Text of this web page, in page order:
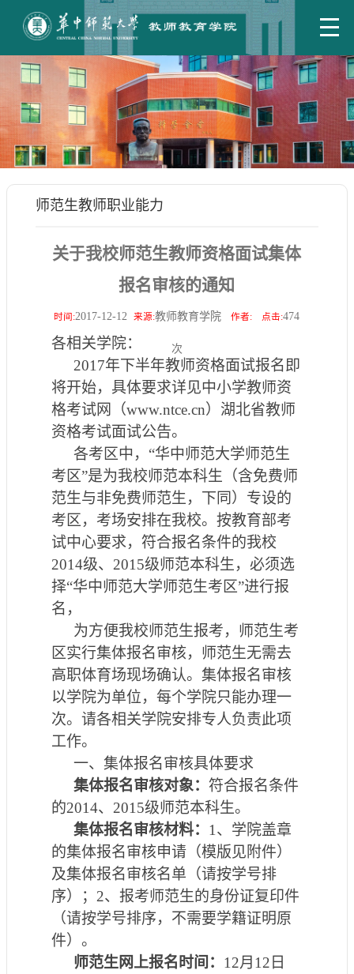
师范生教师职业能力
关于我校师范生教师资格面试集体
报名审核的通知
时间:2017-12-12来源:教师教育学院作者: 点击:474
次
各相关学院：
2017年下半年教师资格面试报名即
将开始，具体要求详见中小学教师资
格考试网（www.ntce.cn）湖北省教师
资格考试面试公告。
各考区中， “华中师范大学师范生
考区”是为我校师范本科生 （含免费师
范生与非免费师范生，下同）专设的
考区， 考场安排在我校。按教育部考
试中心要求，符合报名条件的我校
2014级、 2015级师范本科生，必须选
择“华中师范大学师范生考区”进行报
名，
为方便我校师范生报考， 师范生考
区实行集体报名审核，师范生无需去
高职体育场现场确认。 集体报名审核
以学院为单位，每个学院只能办理一
次。请各相关学院安排专人负责此项
工作。
一、集体报名审核具体要求
集体报名审核对象： 符合报名条件
的2014、 2015级师范本科生。
集体报名审核材料： 1、学院盖章
的集体报名审核申请（模版见附件）
及集体报名审核名单（请按学号排
序）； 2、报考师范生的身份证复印件
（请按学号排序， 不需要学籍证明原
件）。
师范生网上报名时间： 12月 12 日